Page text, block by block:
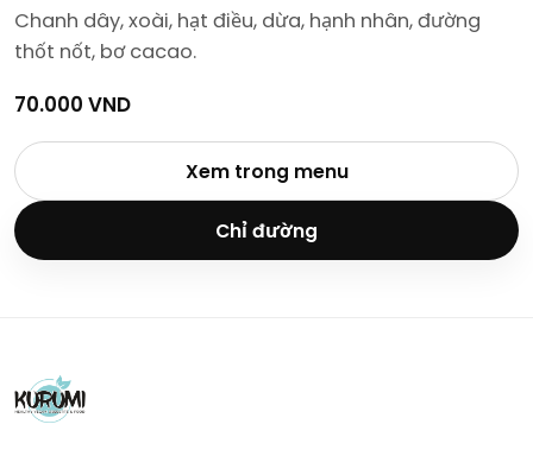
Chanh dây, xoài, hạt điều, dừa, hạnh nhân, đường
thốt nốt, bơ cacao.
70.000 VND
Xem trong menu
Chỉ đường